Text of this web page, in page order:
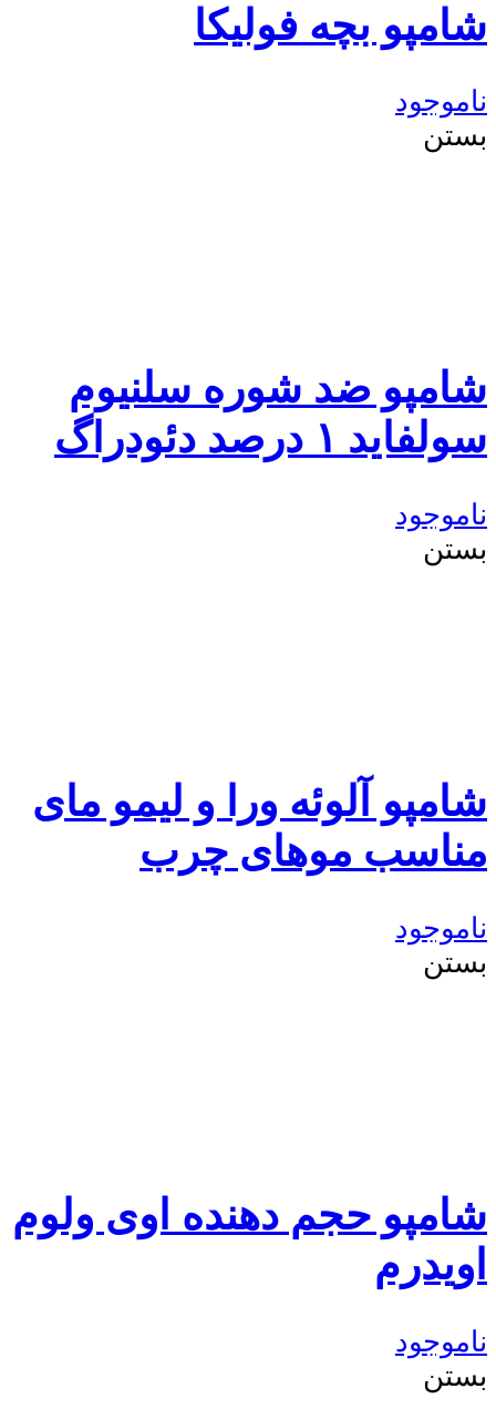
شامپو بچه فولیکا
ناموجود
بستن
شامپو ضد شوره سلنیوم
سولفاید ۱ درصد دئودراگ
ناموجود
بستن
شامپو آلوئه ورا و لیمو مای
مناسب موهای چرب
ناموجود
بستن
شامپو حجم دهنده اوی ولوم
اویدرم
ناموجود
بستن